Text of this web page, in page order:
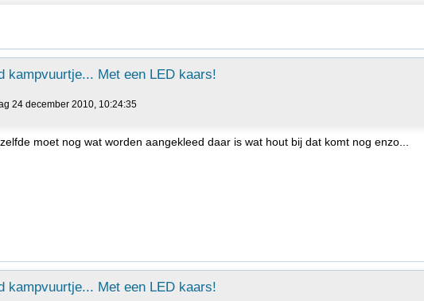
kampvuurtje... Met een LED kaars!
24 december 2010, 10:24:35
moet nog wat worden aangekleed daar is wat hout bij dat komt nog enzo...
kampvuurtje... Met een LED kaars!